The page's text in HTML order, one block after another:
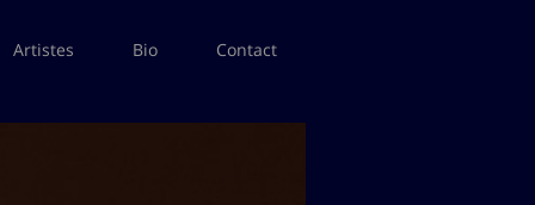
Artistes Bio Contact